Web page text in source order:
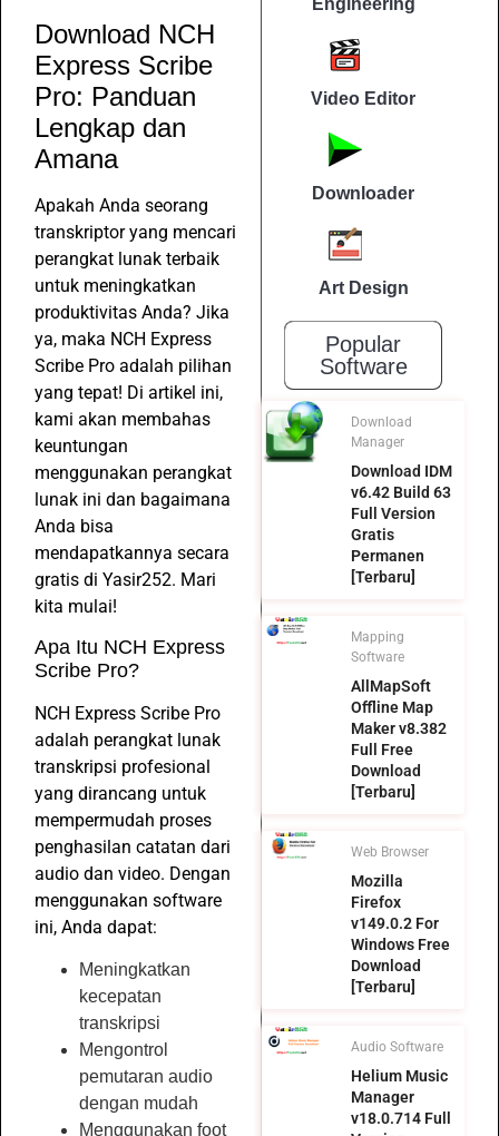
Download NCH
Express Scribe
Pro: Panduan
Lengkap dan
Amana
Apakah Anda seorang
transkriptor yang mencari
perangkat lunak terbaik
untuk meningkatkan
produktivitas Anda? Jika
ya, maka NCH Express
Scribe Pro adalah pilihan
yang tepat! Di artikel ini,
kami akan membahas
keuntungan
menggunakan perangkat
lunak ini dan bagaimana
Anda bisa
mendapatkannya secara
gratis di Yasir252. Mari
kita mulai!
Apa Itu NCH Express
Scribe Pro?
NCH Express Scribe Pro
adalah perangkat lunak
transkripsi profesional
yang dirancang untuk
mempermudah proses
penghasilan catatan dari
audio dan video. Dengan
menggunakan software
ini, Anda dapat:
Meningkatkan
kecepatan
transkripsi
Mengontrol
pemutaran audio
dengan mudah
Menggunakan foot
Engineering
Video Editor
Downloader
Art Design
Popular
Software
Download
Manager
Download IDM
v6.42 Build 63
Full Version
Gratis
Permanen
[Terbaru]
Mapping
Software
AllMapSoft
Offline Map
Maker v8.382
Full Free
Download
[Terbaru]
Web Browser
Mozilla
Firefox
v149.0.2 For
Windows Free
Download
[Terbaru]
Audio Software
Helium Music
Manager
v18.0.714 Full